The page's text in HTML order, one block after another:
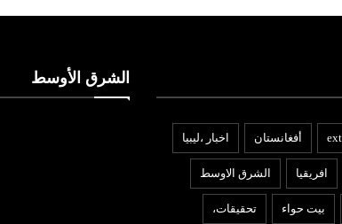
أفغانستان اخبار ،ليبيا
افريقيا الشرق الاوسط
بيت حواء تحقيقات،
الشرق الأوسط